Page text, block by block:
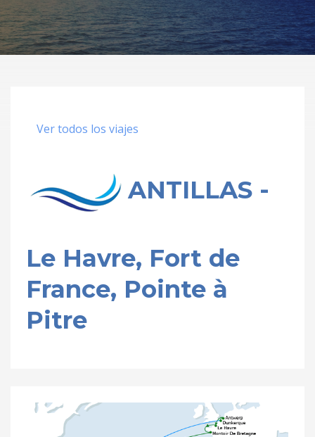
Ver todos los viajes
ANTILLAS -
Le Havre, Fort de
France, Pointe à
Pitre